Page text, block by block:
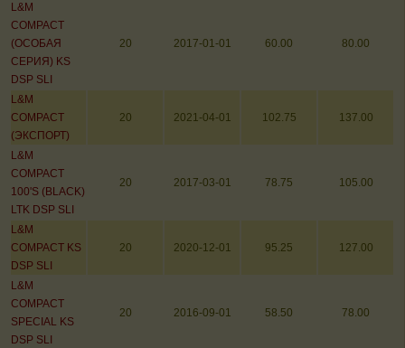
L&M
COMPACT
(ОСОБАЯ
СЕРИЯ) KS
DSP SLI
20 2017-01-01 60.00 80.00
L&M
COMPACT
(ЭКСПОРТ)
20 2021-04-01 102.75 137.00
L&M
COMPACT
100'S (BLACK)
LTK DSP SLI
20 2017-03-01 78.75 105.00
L&M
COMPACT KS
DSP SLI
20 2020-12-01 95.25 127.00
L&M
COMPACT
SPECIAL KS
DSP SLI
20 2016-09-01 58.50 78.00